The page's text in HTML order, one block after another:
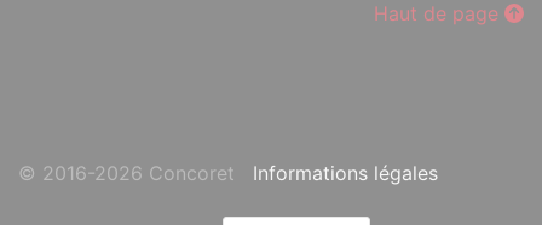
Haut de page
© 2016-2026 Concoret Informations légales